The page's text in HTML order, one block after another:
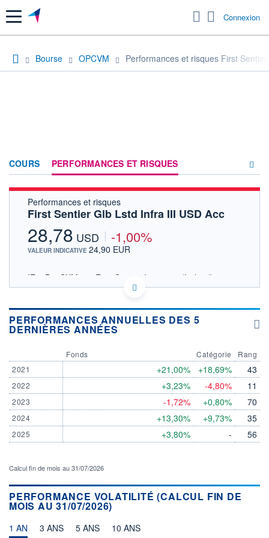
Menu Connexion
Bourse OPCVM Performances et risques First
COURS PERFORMANCES ET RISQUES
Performances et risques
First Sentier Glb Lstd Infra III USD Acc
28,78 USD -1,00%
VALEUR INDICATIVE 24,90 EUR
IE00B29SXM19 - First Sentier Investors (Ireland)
Limited
Consulter le prospectus / DIC
03/12 08/04 05/08
26
28
CATÉGORIE MORNINGSTAR
Actions Secteur
FONDS PARTENAIRES
ÉLIGIBILITÉ
BOURSOVIE LUX
CTO BUSINESS
PERFORMANCES ANNUELLES DES 5
DERNIÈRES ANNÉES
2021
2022
2023
2024
2025
Fonds
+21,00%
+3,23%
-1,72%
+13,30%
+3,80%
Catégorie
+18,69%
-4,80%
+0,80%
+9,73%
-
Rang
43
11
70
35
56
Calcul fin de mois au 31/07/2026
PERFORMANCE VOLATILITÉ (CALCUL FIN DE
MOIS AU 31/07/2026)
1 AN 3 ANS 5 ANS 10 ANS